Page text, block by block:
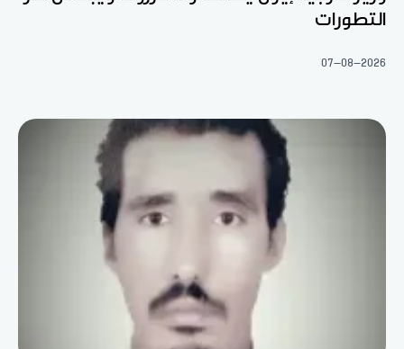
التطورات
07-08-2026